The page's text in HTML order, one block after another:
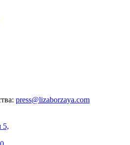
press@lizaborzaya.com
5,